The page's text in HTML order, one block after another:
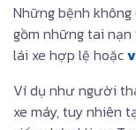
Những bệnh
gồm những tai nạn
lái xe hợp lệ hoặc
Ví dụ như người
xe máy, tuy nhiên